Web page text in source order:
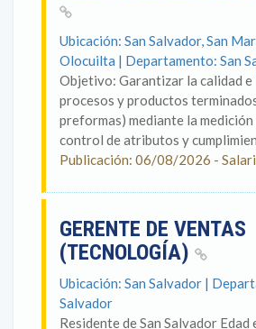
Ubicación: San Salvador, San
Olocuilta | Departamento: San
Objetivo: Garantizar la calidad e
procesos y productos
preformas) mediante la
control de atributos y
Publicación: 06/08/2026 -
GERENTE DE VENTAS
(TECNOLOGÍA)
Ubicación: San Salvador |
Salvador
Residente de San Salvador